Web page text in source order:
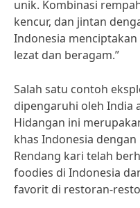
unik. Kombinasi
kencur, dan jintan
Indonesia
lezat dan beragam.”
Salah satu contoh
dipengaruhi oleh India
Hidangan ini
khas Indonesia
Rendang kari telah
foodies di Indonesia
favorit di restoran-